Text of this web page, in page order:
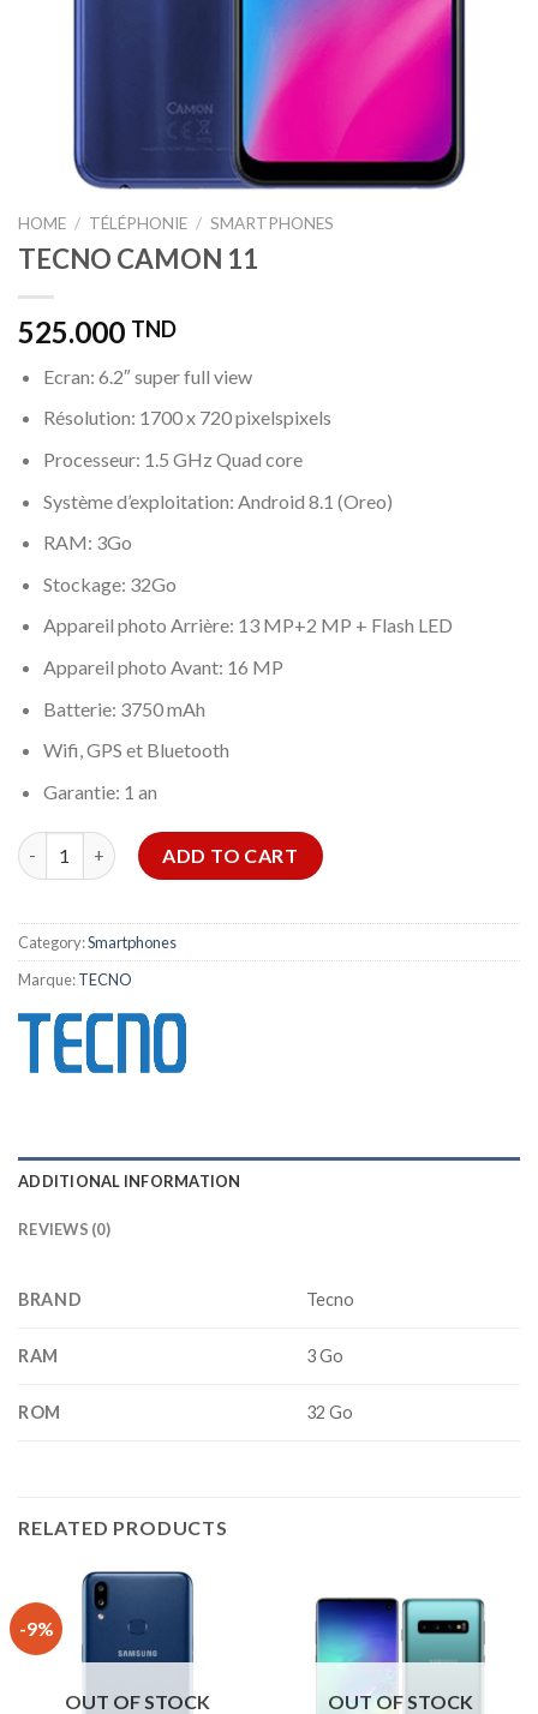
HOME / TÉLÉPHONIE / SMARTPHONES
TECNO CAMON 11
525.000 TND
Ecran: 6.2″ super full view
Résolution: 1700 x 720 pixelspixels
Processeur: 1.5 GHz Quad core
Système d’exploitation: Android 8.1 (Oreo)
RAM: 3Go
Stockage: 32Go
Appareil photo Arrière: 13 MP+2 MP + Flash LED
Appareil photo Avant: 16 MP
Batterie: 3750 mAh
Wifi, GPS et Bluetooth
Garantie: 1 an
TECNO CAMON 11 quantity
ADD TO CART
Category:Smartphones
Marque:TECNO
ADDITIONAL INFORMATION
REVIEWS (0)
BRAND Tecno
RAM 3 Go
ROM 32 Go
RELATED PRODUCTS
-9%
OUT OF STOCK OUT OF STOCK